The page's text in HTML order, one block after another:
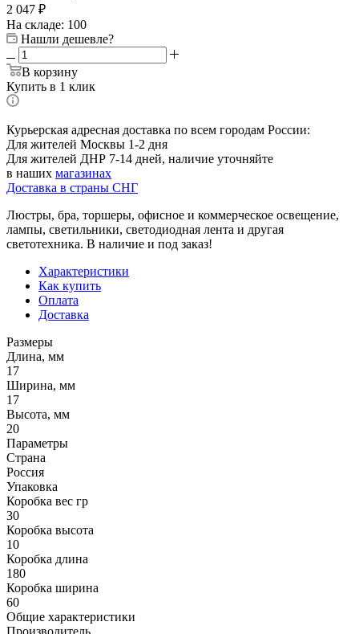
2 047 ₽
На складе: 100
Нашли дешевле?
В корзину
Купить в 1 клик
Курьерская адресная доставка по всем городам России:
Для жителей Москвы 1-2 дня
Для жителей ДНР 7-14 дней, наличие уточняйте
в наших магазинах
Доставка в страны СНГ
Люстры, бра, торшеры, офисное и коммерческое освещение,
лампы, светильники, светодиодная лента и другая
светотехника. В наличие и под заказ!
Характеристики
Как купить
Оплата
Доставка
Размеры
Длина, мм
17
Ширина, мм
17
Высота, мм
20
Параметры
Страна
Россия
Упаковка
Коробка вес гр
30
Коробка высота
10
Коробка длина
180
Коробка ширина
60
Общие характеристики
Производитель